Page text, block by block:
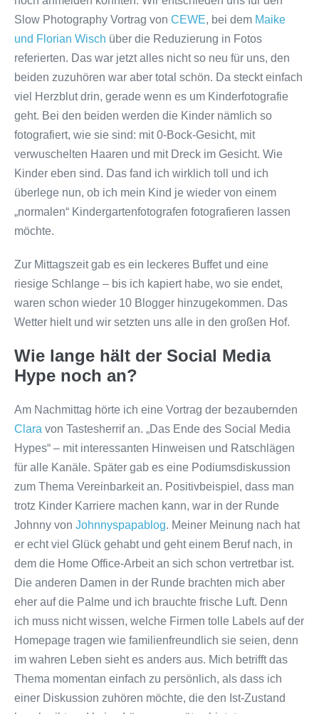
Slow Photography Vortrag von CEWE, bei dem Maike
und Florian Wisch über die Reduzierung in Fotos
referierten. Das war jetzt alles nicht so neu für uns, den
beiden zuzuhören war aber total schön. Da steckt einfach
viel Herzblut drin, gerade wenn es um Kinderfotografie
geht. Bei den beiden werden die Kinder nämlich so
fotografiert, wie sie sind: mit 0-Bock-Gesicht, mit
verwuschelten Haaren und mit Dreck im Gesicht. Wie
Kinder eben sind. Das fand ich wirklich toll und ich
überlege nun, ob ich mein Kind je wieder von einem
„normalen“ Kindergartenfotografen fotografieren lassen
möchte.
Zur Mittagszeit gab es ein leckeres Buffet und eine
riesige Schlange – bis ich kapiert habe, wo sie endet,
waren schon wieder 10 Blogger hinzugekommen. Das
Wetter hielt und wir setzten uns alle in den großen Hof.
Wie lange hält der Social Media
Hype noch an?
Am Nachmittag hörte ich eine Vortrag der bezaubernden
Clara von Tastesherrif an. „Das Ende des Social Media
Hypes“ – mit interessanten Hinweisen und Ratschlägen
für alle Kanäle. Später gab es eine Podiumsdiskussion
zum Thema Vereinbarkeit an. Positivbeispiel, dass man
trotz Kinder Karriere machen kann, war in der Runde
Johnny von Johnnyspapablog. Meiner Meinung nach hat
er echt viel Glück gehabt und geht einem Beruf nach, in
dem die Home Office-Arbeit an sich schon vertretbar ist.
Die anderen Damen in der Runde brachten mich aber
eher auf die Palme und ich brauchte frische Luft. Denn
ich muss nicht wissen, welche Firmen tolle Labels auf der
Homepage tragen wie familienfreundlich sie seien, denn
im wahren Leben sieht es anders aus. Mich betrifft das
Thema momentan einfach zu persönlich, als dass ich
einer Diskussion zuhören möchte, die den Ist-Zustand